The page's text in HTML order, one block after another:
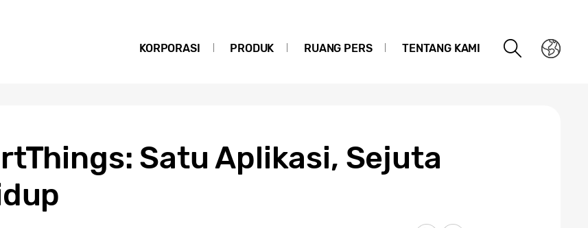
KORPORASI PRODUK RUANG PERS TENTANG KAMI
Satu Aplikasi, Sejuta